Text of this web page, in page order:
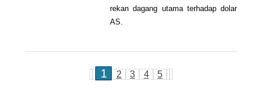
rekan dagang utama terhadap dolar
AS.
1 2 3 4 5